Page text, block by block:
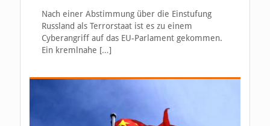
Nach einer Abstimmung über die Einstufung
Russland als Terrorstaat ist es zu einem
Cyberangriff auf das EU-Parlament gekommen.
Ein kremlnahe […]